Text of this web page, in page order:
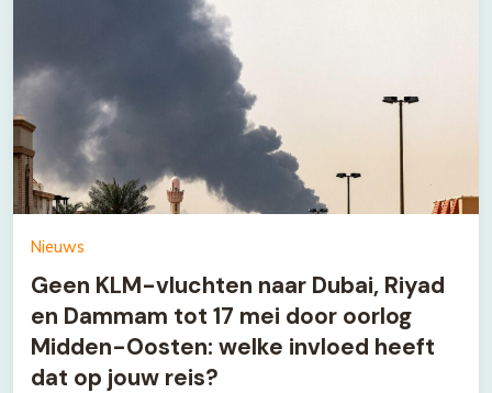
Nieuws
Geen KLM-vluchten naar Dubai, Riyad
en Dammam tot 17 mei door oorlog
Midden-Oosten: welke invloed heeft
dat op jouw reis?